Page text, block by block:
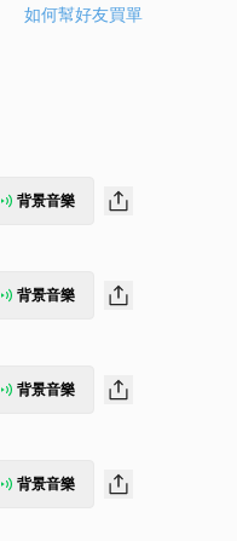
如何幫好友買單
背景音樂
背景音樂
背景音樂
背景音樂